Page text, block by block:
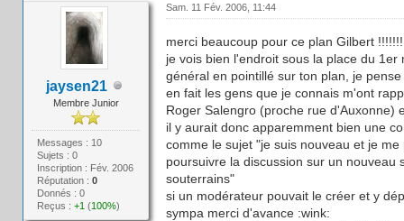
jaysen21
Membre Junior
Messages : 10
Sujets : 0
Inscription : Fév. 2006
Réputation :0
Donnés : 0
Reçus :+1 (100%)
Sam. 11 Fév. 2006, 11:44
merci beaucoup pour ce plan Gilbert !!!!!!!
je vois bien l'endroit sous la place du
général en pointillé sur ton plan, je
en fait les gens que je connais m'ont
Roger Salengro (proche rue
il y aurait donc apparemment bien une
comme le sujet "je suis nouveau et je
poursuivre la discussion sur un
souterrains"
si un modérateur pouvait le créer et y
sympa merci d'avance :wink: